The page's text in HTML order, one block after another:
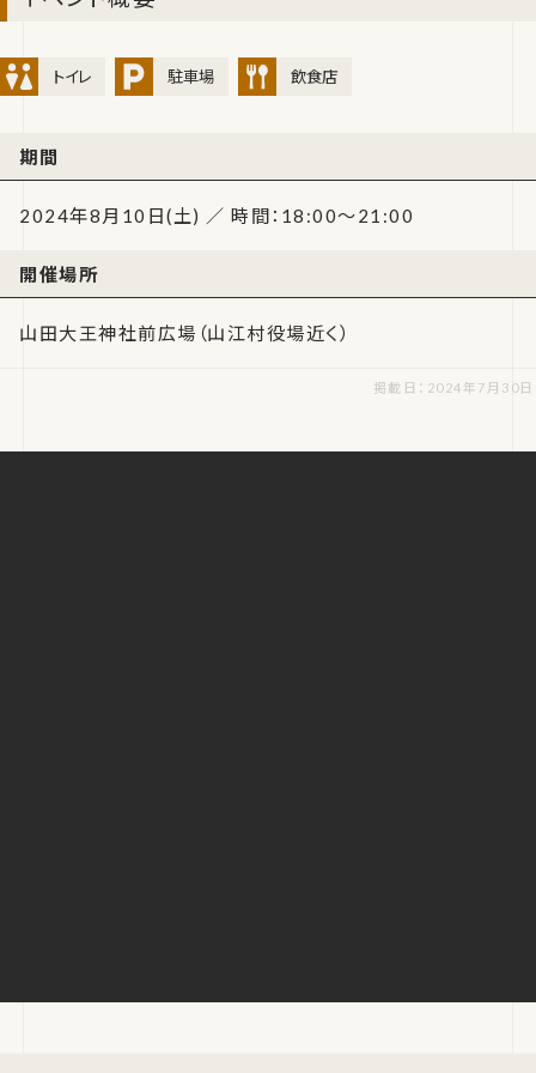
トイレ 駐車場 飲食店
期間
2024年8月10日(土) ／ 時間：18:00～21:00
開催場所
山田大王神社前広場（山江村役場近く）
掲載日：2024年7月30日